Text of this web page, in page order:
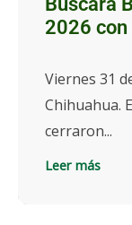
2026
Viernes 31
Chihuahua.
cerraron...
Leer más